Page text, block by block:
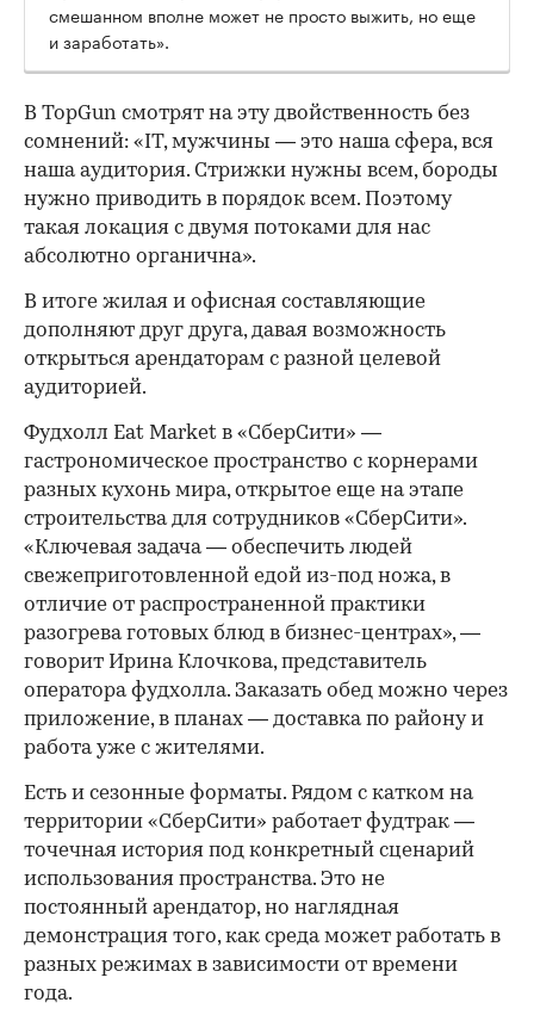
смешанном вполне может не просто выжить, но еще
и заработать».
В TopGun смотрят на эту двойственность без
сомнений: «IT, мужчины — это наша сфера, вся
наша аудитория. Стрижки нужны всем, бороды
нужно приводить в порядок всем. Поэтому
такая локация с двумя потоками для нас
абсолютно органична».
В итоге жилая и офисная составляющие
дополняют друг друга, давая возможность
открыться арендаторам с разной целевой
аудиторией.
Фудхолл Eat Market в «СберСити» —
гастрономическое пространство с корнерами
разных кухонь мира, открытое еще на этапе
строительства для сотрудников «СберСити».
«Ключевая задача — обеспечить людей
свежеприготовленной едой из-под ножа, в
отличие от распространенной практики
разогрева готовых блюд в бизнес-центрах», —
говорит Ирина Клочкова, представитель
оператора фудхолла. Заказать обед можно через
приложение, в планах — доставка по району и
работа уже с жителями.
Есть и сезонные форматы. Рядом с катком на
территории «СберСити» работает фудтрак —
точечная история под конкретный сценарий
использования пространства. Это не
постоянный арендатор, но наглядная
демонстрация того, как среда может работать в
разных режимах в зависимости от времени
года.